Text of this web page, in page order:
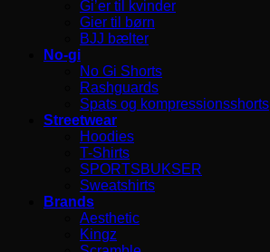
Gi’er til kvinder
Gier til børn
BJJ bælter
No-gi
No Gi Shorts
Rashguards
Spats og kompressionsshorts
Streetwear
Hoodies
T-Shirts
SPORTSBUKSER
Sweatshirts
Brands
Aesthetic
Kingz